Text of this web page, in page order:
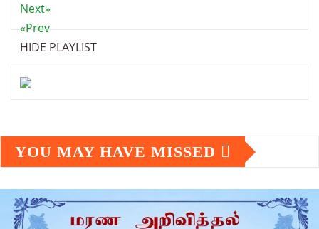
Next»
«Prev
HIDE PLAYLIST
YOU MAY HAVE MISSED